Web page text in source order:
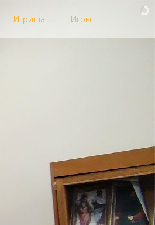
Игрища Игры